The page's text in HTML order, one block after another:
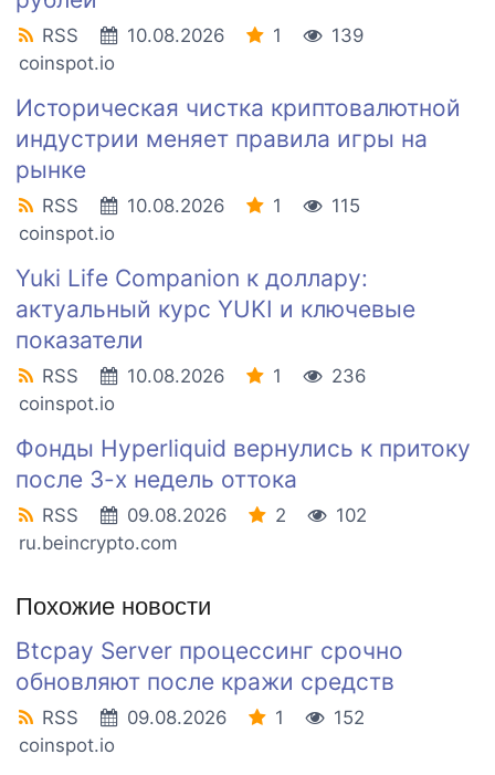
RSS 10.08.2026 1
139
coinspot.io
Историческая чистка криптовалютной
индустрии меняет правила игры на
рынке
RSS 10.08.2026 1
115
coinspot.io
Yuki Life Companion к доллару:
актуальный курс YUKI и ключевые
показатели
RSS 10.08.2026 1
236
coinspot.io
Фонды Hyperliquid вернулись к притоку
после 3-х недель оттока
RSS 09.08.2026 2
102
ru.beincrypto.com
Похожие новости
Btcpay Server процессинг срочно
обновляют после кражи средств
RSS 09.08.2026 1
152
coinspot.io